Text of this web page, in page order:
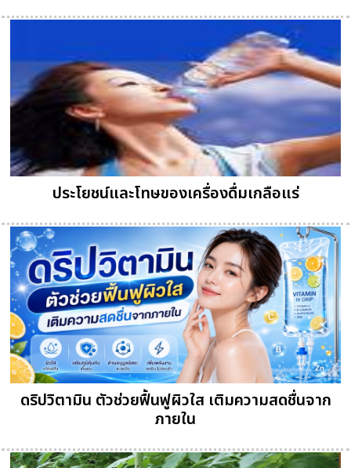
ประโยชน์และโทษของเครื่องดื่มเกลือแร่
ดริปวิตามิน ตัวช่วยฟื้นฟูผิวใส เติมความสดชื่นจาก
ภายใน